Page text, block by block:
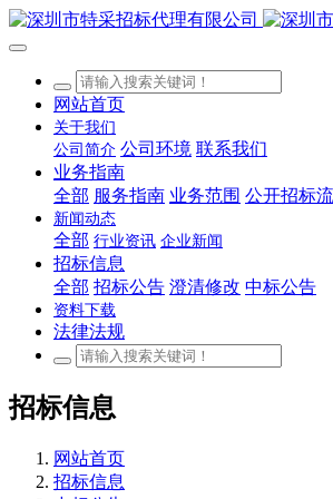
网站首页
关于我们
公司简介 公司环境 联系我们
业务指南
全部 服务指南 业务范围 公开招标
新闻动态
全部 行业资讯 企业新闻
招标信息
全部 招标公告 澄清修改 中标公告
资料下载
法律法规
招标信息
网站首页
招标信息